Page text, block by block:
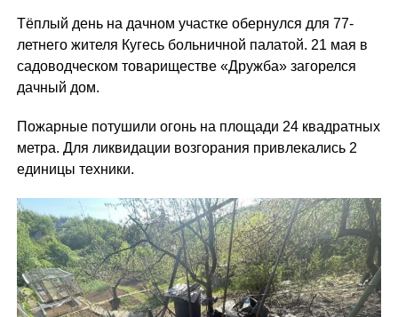
Тёплый день на дачном участке обернулся для 77-
летнего жителя Кугесь больничной палатой. 21 мая в
садоводческом товариществе «Дружба» загорелся
дачный дом.
Пожарные потушили огонь на площади 24 квадратных
метра. Для ликвидации возгорания привлекались 2
единицы техники.